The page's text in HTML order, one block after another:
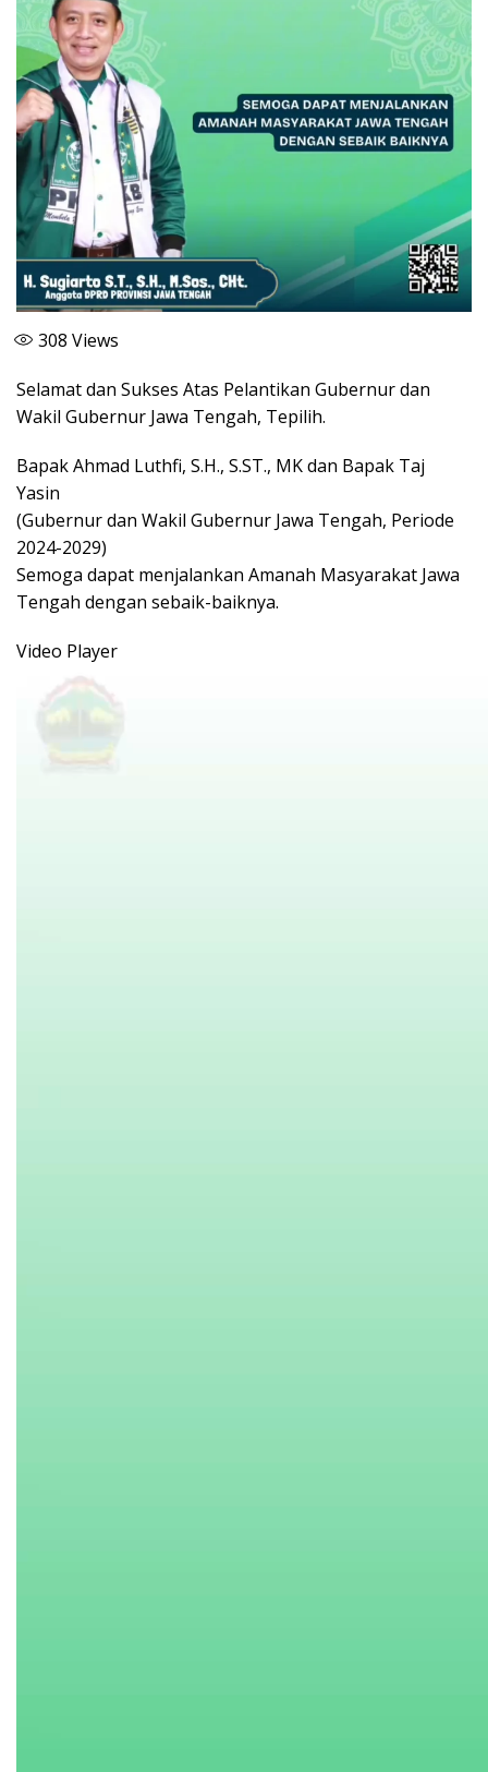
308 Views
Selamat dan Sukses Atas Pelantikan Gubernur dan
Wakil Gubernur Jawa Tengah, Tepilih.
Bapak Ahmad Luthfi, S.H., S.ST., MK dan Bapak Taj
Yasin
(Gubernur dan Wakil Gubernur Jawa Tengah, Periode
2024-2029)
Semoga dapat menjalankan Amanah Masyarakat Jawa
Tengah dengan sebaik-baiknya.
Video Player